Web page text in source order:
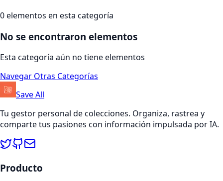
0elementos en esta categoría
No se encontraron elementos
Esta categoría aún no tiene elementos
Navegar Otras Categorías
Save All
Tu gestor personal de colecciones. Organiza, rastrea y
comparte tus pasiones con información impulsada por IA.
Producto